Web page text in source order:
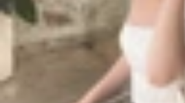
Ngày đăng: 09/09/2025
Cập nhật:09/09/2025
Theo dõi XTMobile trên